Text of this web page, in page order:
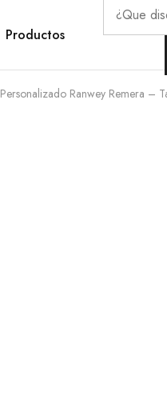
Productos
search
Personalizado Ranwey Remera –